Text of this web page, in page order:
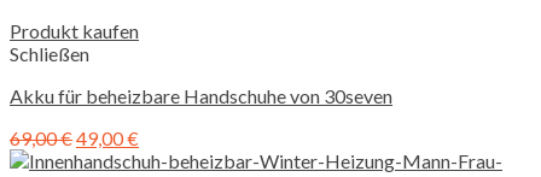
Produkt kaufen
Schließen
Akku für beheizbare Handschuhe von 30seven
69,00€49,00€